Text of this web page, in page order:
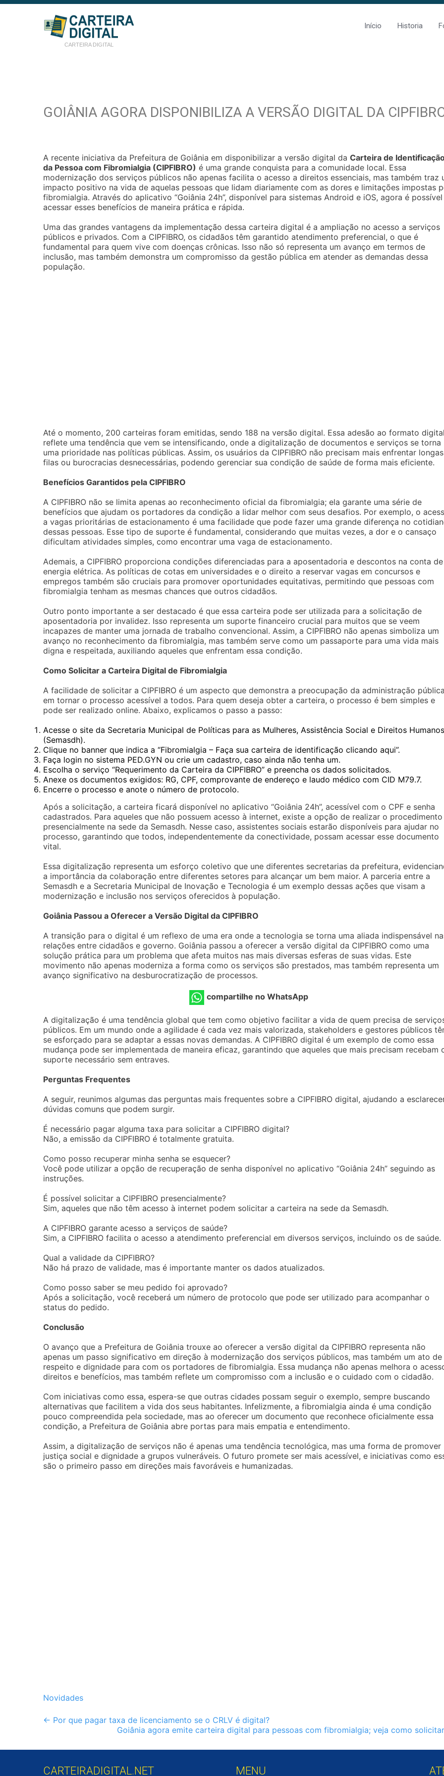
CARTEIRA DIGITAL
Início Historia
GOIÂNIA AGORA DISPONIBILIZA A VERSÃO DIGITAL DA
A recente iniciativa da Prefeitura de Goiânia em disponibilizar a versão digital da Carteira de
da Pessoa com Fibromialgia (CIPFIBRO) é uma grande conquista para a comunidade local. Essa
modernização dos serviços públicos não apenas facilita o acesso a direitos essenciais, mas também traz
impacto positivo na vida de aquelas pessoas que lidam diariamente com as dores e limitações impostas
fibromialgia. Através do aplicativo “Goiânia 24h”, disponível para sistemas Android e iOS, agora é possível
acessar esses benefícios de maneira prática e rápida.
Uma das grandes vantagens da implementação dessa carteira digital é a ampliação no acesso a serviços
públicos e privados. Com a CIPFIBRO, os cidadãos têm garantido atendimento preferencial, o que é
fundamental para quem vive com doenças crônicas. Isso não só representa um avanço em termos de
inclusão, mas também demonstra um compromisso da gestão pública em atender as demandas dessa
população.
Até o momento, 200 carteiras foram emitidas, sendo 188 na versão digital. Essa adesão ao formato digital
reflete uma tendência que vem se intensificando, onde a digitalização de documentos e serviços se torna
uma prioridade nas políticas públicas. Assim, os usuários da CIPFIBRO não precisam mais enfrentar longas
filas ou burocracias desnecessárias, podendo gerenciar sua condição de saúde de forma mais eficiente.
Benefícios Garantidos pela CIPFIBRO
A CIPFIBRO não se limita apenas ao reconhecimento oficial da fibromialgia; ela garante uma série de
benefícios que ajudam os portadores da condição a lidar melhor com seus desafios. Por exemplo, o
a vagas prioritárias de estacionamento é uma facilidade que pode fazer uma grande diferença no
dessas pessoas. Esse tipo de suporte é fundamental, considerando que muitas vezes, a dor e o cansaço
dificultam atividades simples, como encontrar uma vaga de estacionamento.
Ademais, a CIPFIBRO proporciona condições diferenciadas para a aposentadoria e descontos na conta de
energia elétrica. As políticas de cotas em universidades e o direito a reservar vagas em concursos e
empregos também são cruciais para promover oportunidades equitativas, permitindo que pessoas com
fibromialgia tenham as mesmas chances que outros cidadãos.
Outro ponto importante a ser destacado é que essa carteira pode ser utilizada para a solicitação de
aposentadoria por invalidez. Isso representa um suporte financeiro crucial para muitos que se veem
incapazes de manter uma jornada de trabalho convencional. Assim, a CIPFIBRO não apenas simboliza um
avanço no reconhecimento da fibromialgia, mas também serve como um passaporte para uma vida mais
digna e respeitada, auxiliando aqueles que enfrentam essa condição.
Como Solicitar a Carteira Digital de Fibromialgia
A facilidade de solicitar a CIPFIBRO é um aspecto que demonstra a preocupação da administração pública
em tornar o processo acessível a todos. Para quem deseja obter a carteira, o processo é bem simples e
pode ser realizado online. Abaixo, explicamos o passo a passo:
Acesse o site da Secretaria Municipal de Políticas para as Mulheres, Assistência Social e Direitos Humanos
(Semasdh).
Clique no banner que indica a “Fibromialgia – Faça sua carteira de identificação clicando aqui”.
Faça login no sistema PED.GYN ou crie um cadastro, caso ainda não tenha um.
Escolha o serviço “Requerimento da Carteira da CIPFIBRO” e preencha os dados solicitados.
Anexe os documentos exigidos: RG, CPF, comprovante de endereço e laudo médico com CID M79.7.
Encerre o processo e anote o número de protocolo.
Após a solicitação, a carteira ficará disponível no aplicativo “Goiânia 24h”, acessível com o CPF e senha
cadastrados. Para aqueles que não possuem acesso à internet, existe a opção de realizar o procedimento
presencialmente na sede da Semasdh. Nesse caso, assistentes sociais estarão disponíveis para ajudar no
processo, garantindo que todos, independentemente da conectividade, possam acessar esse documento
vital.
Essa digitalização representa um esforço coletivo que une diferentes secretarias da prefeitura,
a importância da colaboração entre diferentes setores para alcançar um bem maior. A parceria entre a
Semasdh e a Secretaria Municipal de Inovação e Tecnologia é um exemplo dessas ações que visam a
modernização e inclusão nos serviços oferecidos à população.
Goiânia Passou a Oferecer a Versão Digital da CIPFIBRO
A transição para o digital é um reflexo de uma era onde a tecnologia se torna uma aliada indispensável
relações entre cidadãos e governo. Goiânia passou a oferecer a versão digital da CIPFIBRO como uma
solução prática para um problema que afeta muitos nas mais diversas esferas de suas vidas. Este
movimento não apenas moderniza a forma como os serviços são prestados, mas também representa um
avanço significativo na desburocratização de processos.
compartilhe no WhatsApp
A digitalização é uma tendência global que tem como objetivo facilitar a vida de quem precisa de
públicos. Em um mundo onde a agilidade é cada vez mais valorizada, stakeholders e gestores públicos
se esforçado para se adaptar a essas novas demandas. A CIPFIBRO digital é um exemplo de como essa
mudança pode ser implementada de maneira eficaz, garantindo que aqueles que mais precisam recebam
suporte necessário sem entraves.
Perguntas Frequentes
A seguir, reunimos algumas das perguntas mais frequentes sobre a CIPFIBRO digital, ajudando a
dúvidas comuns que podem surgir.
É necessário pagar alguma taxa para solicitar a CIPFIBRO digital?
Não, a emissão da CIPFIBRO é totalmente gratuita.
Como posso recuperar minha senha se esquecer?
Você pode utilizar a opção de recuperação de senha disponível no aplicativo “Goiânia 24h” seguindo as
instruções.
É possível solicitar a CIPFIBRO presencialmente?
Sim, aqueles que não têm acesso à internet podem solicitar a carteira na sede da Semasdh.
A CIPFIBRO garante acesso a serviços de saúde?
Sim, a CIPFIBRO facilita o acesso a atendimento preferencial em diversos serviços, incluindo os de saúde.
Qual a validade da CIPFIBRO?
Não há prazo de validade, mas é importante manter os dados atualizados.
Como posso saber se meu pedido foi aprovado?
Após a solicitação, você receberá um número de protocolo que pode ser utilizado para acompanhar o
status do pedido.
Conclusão
O avanço que a Prefeitura de Goiânia trouxe ao oferecer a versão digital da CIPFIBRO representa não
apenas um passo significativo em direção à modernização dos serviços públicos, mas também um ato de
respeito e dignidade para com os portadores de fibromialgia. Essa mudança não apenas melhora o
direitos e benefícios, mas também reflete um compromisso com a inclusão e o cuidado com o cidadão.
Com iniciativas como essa, espera-se que outras cidades possam seguir o exemplo, sempre buscando
alternativas que facilitem a vida dos seus habitantes. Infelizmente, a fibromialgia ainda é uma condição
pouco compreendida pela sociedade, mas ao oferecer um documento que reconhece oficialmente essa
condição, a Prefeitura de Goiânia abre portas para mais empatia e entendimento.
Assim, a digitalização de serviços não é apenas uma tendência tecnológica, mas uma forma de promover
justiça social e dignidade a grupos vulneráveis. O futuro promete ser mais acessível, e iniciativas como
são o primeiro passo em direções mais favoráveis e humanizadas.
Novidades
Post
← Por que pagar taxa de licenciamento se o CRLV é digital?
Goiânia agora emite carteira digital para pessoas com fibromialgia; veja como solicitar
CARTEIRADIGITAL.NET MENU